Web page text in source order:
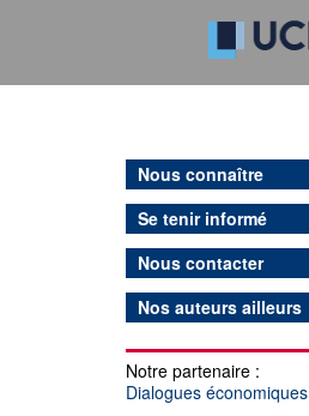
Nous connaître
Se tenir informé
Nous contacter
Nos auteurs ailleurs
Notre partenaire :
Dialogues économiques